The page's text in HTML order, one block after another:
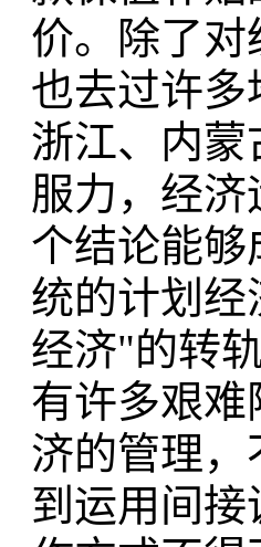
价。除了
也去过许
浙江、内
服力，经
个结论能
统的计划
经济"的转
有许多艰
济的管理
到运用间